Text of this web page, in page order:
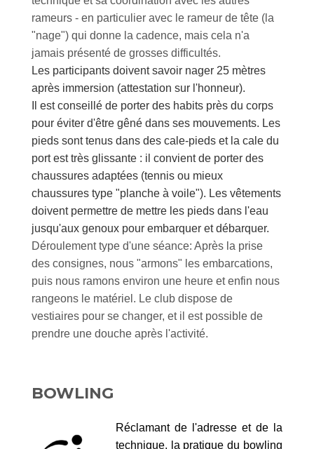
rameurs - en particulier avec le rameur de tête (la
"nage") qui donne la cadence, mais cela n'a
jamais présenté de grosses difficultés.
Les participants doivent savoir nager 25 mètres
après immersion (attestation sur l'honneur).
Il est conseillé de porter des habits près du corps
pour éviter d'être gêné dans ses mouvements. Les
pieds sont tenus dans des cale-pieds et la cale du
port est très glissante : il convient de porter des
chaussures adaptées (tennis ou mieux
chaussures type "planche à voile"). Les vêtements
doivent permettre de mettre les pieds dans l'eau
jusqu'aux genoux pour embarquer et débarquer.
Déroulement type d'une séance: Après la prise
des consignes, nous "armons" les embarcations,
puis nous ramons environ une heure et enfin nous
rangeons le matériel. Le club dispose de
vestiaires pour se changer, et il est possible de
prendre une douche après l'activité.
BOWLING
Réclamant de l'adresse et de la
technique, la pratique du bowling